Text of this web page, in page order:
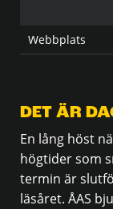
Webbplats
DET ÄR
En lång höst
högtider som
termin är
läsåret. ÅAS